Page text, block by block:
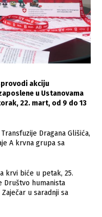
akciju
u Ustanovama
22. mart, od 9 do 13
Dragana Glišića,
A krvna grupa sa
krvi biće u petak, 25.
Društvo humanista
u saradnji sa